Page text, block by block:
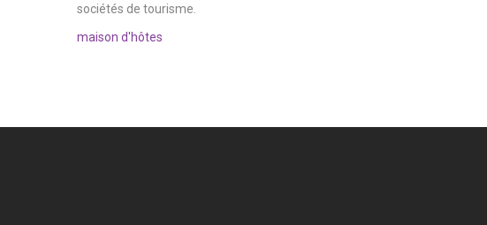
sociétés de tourisme.
maison d'hôtes